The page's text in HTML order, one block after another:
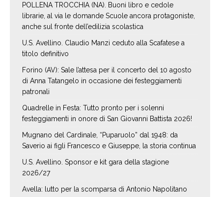
POLLENA TROCCHIA (NA). Buoni libro e cedole
librarie, al via le domande Scuole ancora protagoniste,
anche sul fronte dell’edilizia scolastica
U.S. Avellino. Claudio Manzi ceduto alla Scafatese a
titolo definitivo
Forino (AV): Sale l’attesa per il concerto del 10 agosto
di Anna Tatangelo in occasione dei festeggiamenti
patronali
Quadrelle in Festa: Tutto pronto per i solenni
festeggiamenti in onore di San Giovanni Battista 2026!
Mugnano del Cardinale, “Puparuolo” dal 1948: da
Saverio ai figli Francesco e Giuseppe, la storia continua
U.S. Avellino. Sponsor e kit gara della stagione
2026/27
Avella: lutto per la scomparsa di Antonio Napolitano